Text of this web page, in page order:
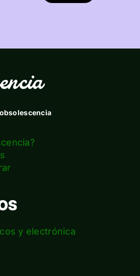
y electrónica